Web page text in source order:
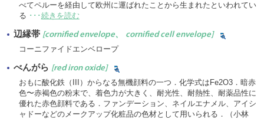
べてペルーを経由して欧州に運ばれたことから生まれたといわれてい
る ･･･ 続きを読む
辺縁帯 [cornified envelope、 cornified cell envelope]
コーニファイドエンベロープ
べんがら [red iron oxide]
おもに酸化鉄（III）からなる無機顔料の一つ．化学式はFe2O3．暗赤
色〜赤褐色の粉末で、着色力が大きく、耐光性、耐熱性、耐薬品性に
優れた赤色顔料である．ファンデーション、ネイルエナメル、アイシ
ャドーなどのメークアップ化粧品の色材として用いられる．（小林